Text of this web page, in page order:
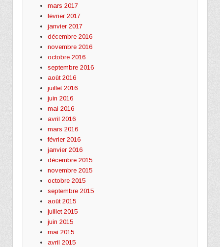
mars 2017
février 2017
janvier 2017
décembre 2016
novembre 2016
octobre 2016
septembre 2016
août 2016
juillet 2016
juin 2016
mai 2016
avril 2016
mars 2016
février 2016
janvier 2016
décembre 2015
novembre 2015
octobre 2015
septembre 2015
août 2015
juillet 2015
juin 2015
mai 2015
avril 2015